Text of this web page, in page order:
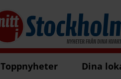
Toppnyheter Dina